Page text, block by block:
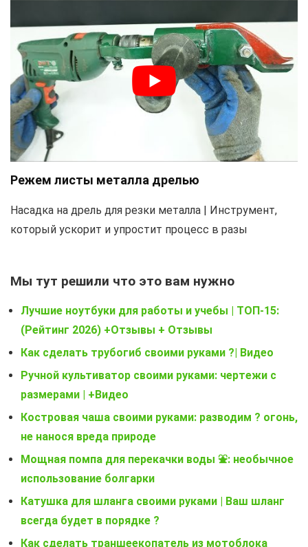
Режем листы металла дрелью
Насадка на дрель для резки металла | Инструмент,
который ускорит и упростит процесс в разы
Мы тут решили что это вам нужно
Лучшие ноутбуки для работы и учебы | ТОП-15:
(Рейтинг 2026) +Отзывы + Отзывы
Как сделать трубогиб своими руками ?| Видео
Ручной культиватор своими руками: чертежи с
размерами | +Видео
Костровая чаша своими руками: разводим ? огонь,
не нанося вреда природе
Мощная помпа для перекачки воды ⛲: необычное
использование болгарки
Катушка для шланга своими руками | Ваш шланг
всегда будет в порядке ?
Как сделать траншеекопатель из мотоблока